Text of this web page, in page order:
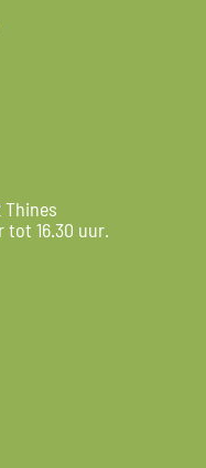
Thines
tot 16.30 uur.